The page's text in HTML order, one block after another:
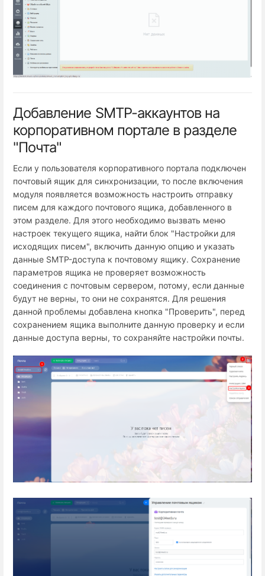
Добавление SMTP-аккаунтов на
корпоративном портале в разделе
"Почта"
Если у пользователя корпоративного портала подключен
почтовый ящик для синхронизации, то после включения
модуля появляется возможность настроить отправку
писем для каждого почтового ящика, добавленного в
этом разделе. Для этого необходимо вызвать меню
настроек текущего ящика, найти блок "Настройки для
исходящих писем", включить данную опцию и указать
данные SMTP-доступа к почтовому ящику. Сохранение
параметров ящика не проверяет возможность
соединения с почтовым сервером, потому, если данные
будут не верны, то они не сохранятся. Для решения
данной проблемы добавлена кнопка "Проверить", перед
сохранением ящика выполните данную проверку и если
данные доступа верны, то сохраняйте настройки почты.